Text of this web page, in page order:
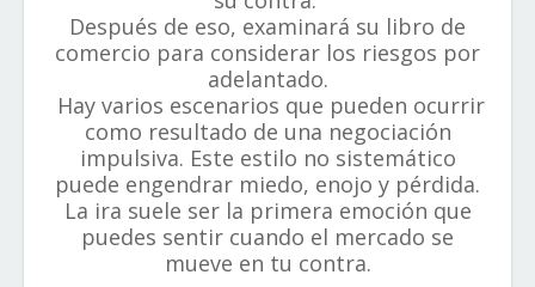
Después de eso, examinará su libro de
comercio para considerar los riesgos por
adelantado.
Hay varios escenarios que pueden ocurrir
como resultado de una negociación
impulsiva. Este estilo no sistemático
puede engendrar miedo, enojo y pérdida.
La ira suele ser la primera emoción que
puedes sentir cuando el mercado se
mueve en tu contra.